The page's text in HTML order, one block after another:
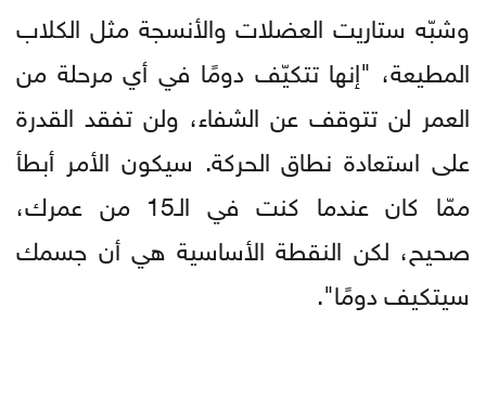
وشبّه ستاريت العضلات والأنسجة مثل الكلاب
المطيعة، "إنها تتكيّف دومًا في أي مرحلة من
العمر لن تتوقف عن الشفاء، ولن تفقد القدرة
على استعادة نطاق الحركة. سيكون الأمر أبطأ
ممّا كان عندما كنت في الـ15 من عمرك،
صحيح، لكن النقطة الأساسية هي أن جسمك
سيتكيف دومًا".